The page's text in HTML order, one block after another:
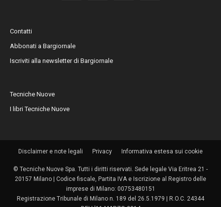
Contatti
Abbonati a Bargiornale
Iscriviti alla newsletter di Bargiornale
Tecniche Nuove
I libri Tecniche Nuove
Disclaimer e note legali Privacy Informativa estesa sui cookie
© Tecniche Nuove Spa. Tutti i diritti riservati. Sede legale Via Eritrea 21 -
20157 Milano | Codice fiscale, Partita IVA e Iscrizione al Registro delle
imprese di Milano: 00753480151
Registrazione Tribunale di Milano n. 189 del 26.5.1979 | R.O.C. 24344